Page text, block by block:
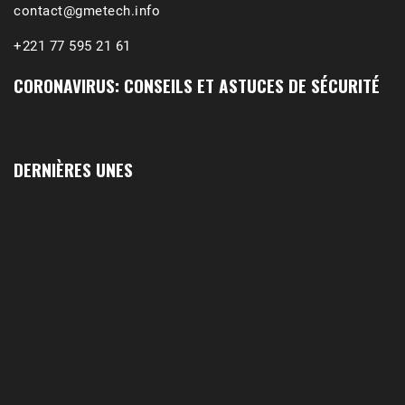
contact@gmetech.info
+221 77 595 21 61
CORONAVIRUS: CONSEILS ET ASTUCES DE SÉCURITÉ
DERNIÈRES UNES